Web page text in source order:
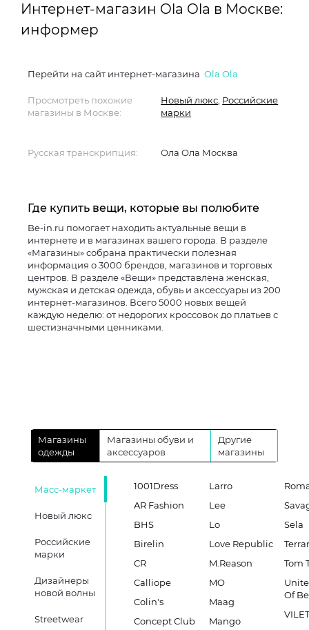
Интернет-магазин Ola Ola в Москве:
информер
Перейти на сайт интернет-магазина Ola Ola
Просмотреть похожие
магазины в Москве:
Новый люкс Российские
марки
Русская транскрипция: Ола Ола Москва
Где купить вещи, которые вы полюбите
Be-in.ru помогает находить актуальные вещи в
интернете и в магазинах вашего города. В разделе
«Магазины» собрана практически полезная
информация о 3000 брендов, магазинов и торговых
центров. В разделе «Вещи» представлена женская,
мужская и детская одежда, обувь и аксессуары из 200
интернет-магазинов. Всего 5000 новых вещей
каждую неделю: от недорогих кроссовок до платьев с
шестизначными ценниками.
Магазины
одежды
Магазины обуви и
аксессуаров
Другие
магазины
Масс-маркет
Новый люкс
Российские
марки
Дизайнеры
новой волны
Streetwear
1001Dress
AR Fashion
BHS
Birelin
CR
Calliope
Colin's
Concept Club
Larro
Lee
Lo
Love Republic
M.Reason
MO
Maag
Mango
Sela
Tom
Of
VILET